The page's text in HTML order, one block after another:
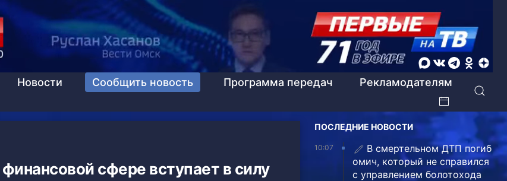
Новости Сообщить новость Программа передач
Рекламодателям
сфере вступает в силу
ПОСЛЕДНИЕ НОВОСТИ
10:07
В смертельном ДТП погиб
омич, который не справился
с управлением болотохода